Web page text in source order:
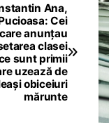
Ana,
Cei
care anunțau
clasei
sunt primii
uzează de
obiceiuri
mărunte